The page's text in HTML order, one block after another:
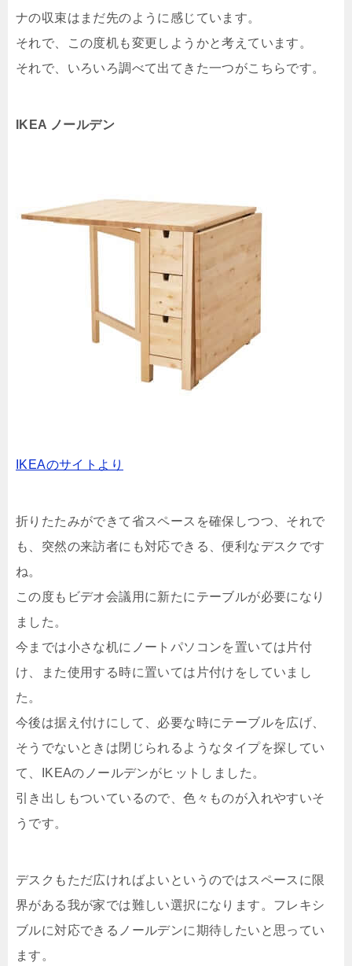
ナの収束はまだ先のように感じています。
それで、この度机も変更しようかと考えています。
それで、いろいろ調べて出てきた一つがこちらです。
IKEA ノールデン
IKEAのサイトより
折りたたみができて省スペースを確保しつつ、それで
も、突然の来訪者にも対応できる、便利なデスクです
ね。
この度もビデオ会議用に新たにテーブルが必要になり
ました。
今までは小さな机にノートパソコンを置いては片付
け、また使用する時に置いては片付けをしていまし
た。
今後は据え付けにして、必要な時にテーブルを広げ、
そうでないときは閉じられるようなタイプを探してい
て、IKEAのノールデンがヒットしました。
引き出しもついているので、色々ものが入れやすいそ
うです。
デスクもただ広ければよいというのではスペースに限
界がある我が家では難しい選択になります。フレキシ
ブルに対応できるノールデンに期待したいと思ってい
ます。